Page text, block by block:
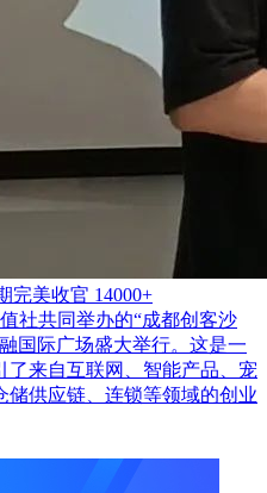
完美收官 14000+
社共同举办的“成都创客沙
国际广场盛大举行。这是一
了来自互联网、智能产品、宠
供应链、连锁等领域的创业